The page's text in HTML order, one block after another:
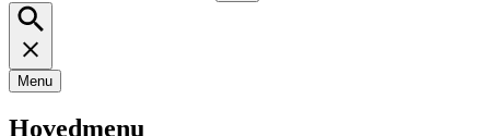
Menu
Hovedmenu